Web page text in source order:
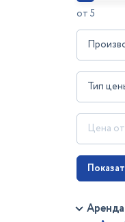
от 5
Тип